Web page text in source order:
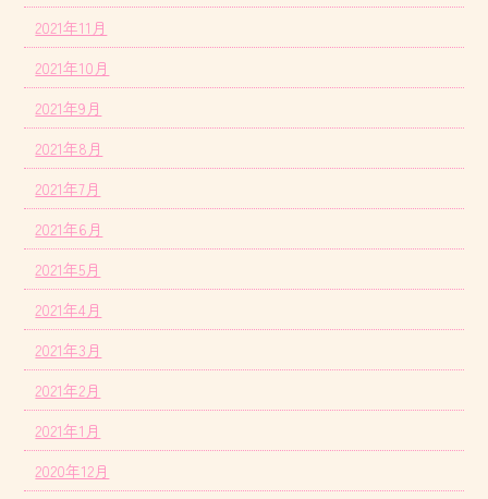
2021年11月
2021年10月
2021年9月
2021年8月
2021年7月
2021年6月
2021年5月
2021年4月
2021年3月
2021年2月
2021年1月
2020年12月